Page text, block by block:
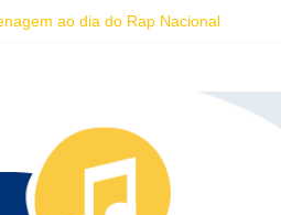
ao dia do Rap Nacional
“Manifesto Transpofágico” a
Coral Ecumênico da Bahia na Flipelô